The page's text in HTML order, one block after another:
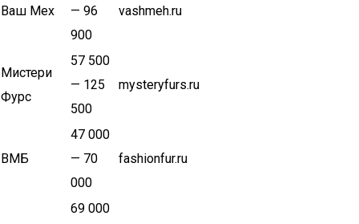
Ваш Мех
— 96
900
vashmeh.ru
Мистери
Фурс
57 500
— 125
500
mysteryfurs.ru
ВМБ
47 000
— 70
000
fashionfur.ru
69 000